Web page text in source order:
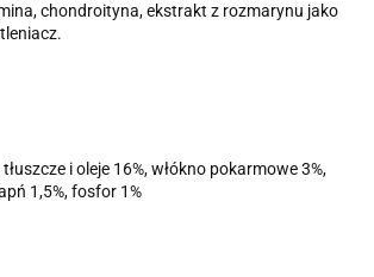
chondroityna, ekstrakt z rozmarynu jako
i oleje 16%, włókno pokarmowe 3%,
1,5%, fosfor 1%